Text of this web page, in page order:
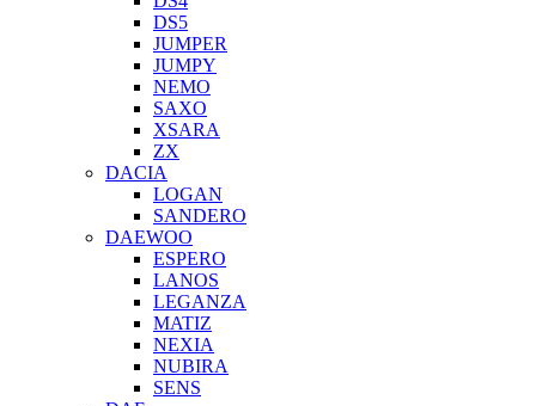
DS5
JUMPER
JUMPY
NEMO
SAXO
XSARA
ZX
DACIA
LOGAN
SANDERO
DAEWOO
ESPERO
LANOS
LEGANZA
MATIZ
NEXIA
NUBIRA
SENS